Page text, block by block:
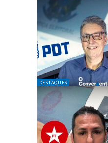
DESTAQUES